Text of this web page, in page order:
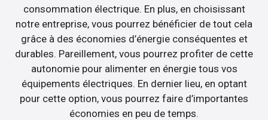
consommation électrique. En plus, en choisissant
notre entreprise, vous pourrez bénéficier de tout cela
grâce à des économies d’énergie conséquentes et
durables. Pareillement, vous pourrez profiter de cette
autonomie pour alimenter en énergie tous vos
équipements électriques. En dernier lieu, en optant
pour cette option, vous pourrez faire d’importantes
économies en peu de temps.